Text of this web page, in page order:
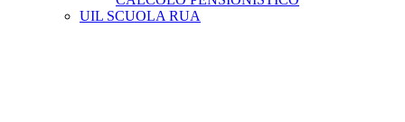
UIL SCUOLA RUA